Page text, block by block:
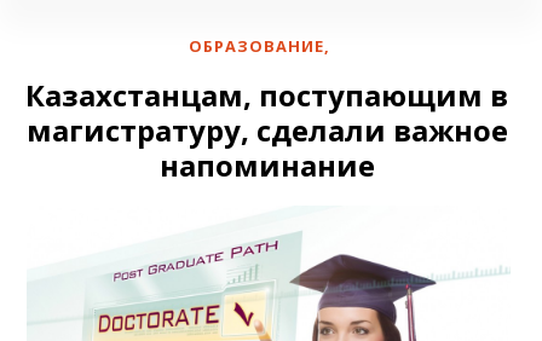
ОБРАЗОВАНИЕ,
Казахстанцам, поступающим в
магистратуру, сделали важное
напоминание